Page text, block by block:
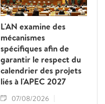
L'AN examine des
mécanismes
spécifiques afin de
garantir le respect du
calendrier des projets
liés à l'APEC 2027
07/08/2026